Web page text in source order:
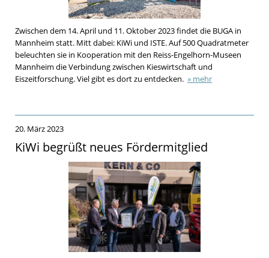
Zwischen dem 14. April und 11. Oktober 2023 findet die BUGA in
Mannheim statt. Mitt dabei: KiWi und ISTE. Auf 500 Quadratmeter
beleuchten sie in Kooperation mit den Reiss-Engelhorn-Museen
Mannheim die Verbindung zwischen Kieswirtschaft und
Eiszeitforschung. Viel gibt es dort zu entdecken. » mehr
20. März 2023
KiWi begrüßt neues Fördermitglied